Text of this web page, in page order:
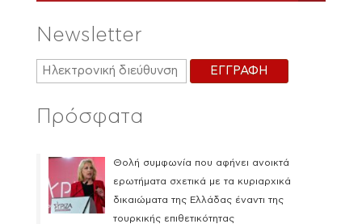
Newsletter
Πρόσφατα
Θολή συμφωνία που αφήνει ανοικτά
ερωτήματα σχετικά με τα κυριαρχικά
δικαιώματα της Ελλάδας έναντι της
τουρκικής επιθετικότητας